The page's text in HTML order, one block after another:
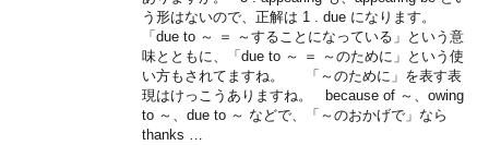
う形はないので、正解は 1 . due になります。
「due to ～ ＝ ～することになっている」という意
味とともに、「due to ～ ＝ ～のために」という使
い方もされてますね。 「～のために」を表す表
現はけっこうありますね。 because of ～、owing
to ～、due to ～ などで、「～のおかげで」なら
thanks …